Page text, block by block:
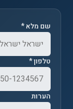
שם מלא *
טלפון *
הערות